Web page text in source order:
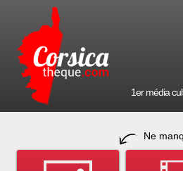
1er média
Ne